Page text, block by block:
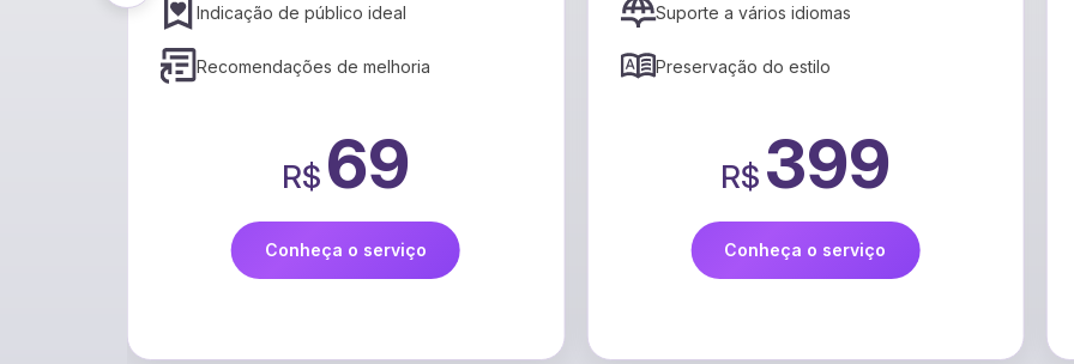
Suporte a vários idiomas
Preservação do estilo
R$399
Conheça o serviço
R$99
Conheça o serviço